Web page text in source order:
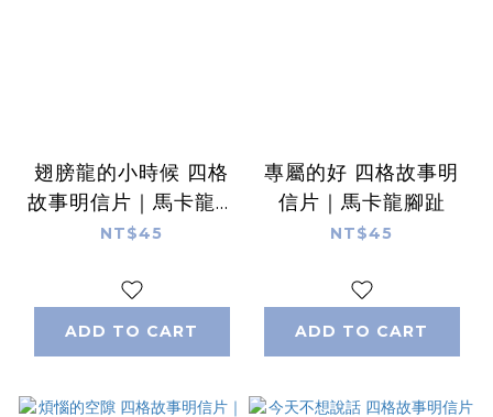
翅膀龍的小時候 四格
故事明信片｜馬卡龍腳
趾
NT$45
ADD TO CART
專屬的好 四格故事明
信片｜馬卡龍腳趾
NT$45
ADD TO CART